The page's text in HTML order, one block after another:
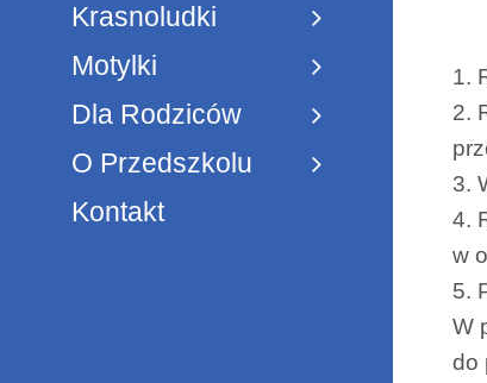
Krasnoludki
Motylki
Dla Rodziców
O Przedszkolu
Kontakt
1.
2.
3.
4.
w
5.
W
do